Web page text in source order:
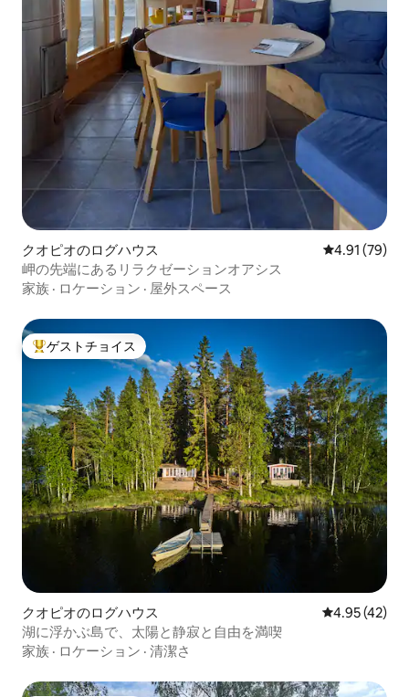
クオピオのログハウス レビュー79
4.91 (79)
岬の先端にあるリラクゼーションオアシス
家族 · ロケーション · 屋外スペース
大好評のゲストチョイスです。
ゲストチョイス
クオピオのログハウス レビュー42
4.95 (42)
湖に浮かぶ島で、太陽と静寂と自由を満喫
家族 · ロケーション · 清潔さ